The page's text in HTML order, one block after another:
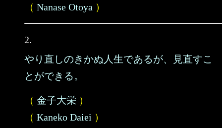
（ Nanase Otoya ）
2.
やり直しのきかぬ人生であるが、見直すこ
とができる。
（ 金子大栄 ）
（ Kaneko Daiei ）